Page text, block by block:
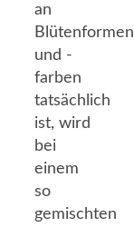
an
Blütenformen
und -
farben
tatsächlich
ist, wird
bei
einem
so
gemischten